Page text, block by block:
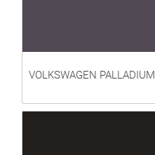
VOLKSWAGEN PALLADIUM